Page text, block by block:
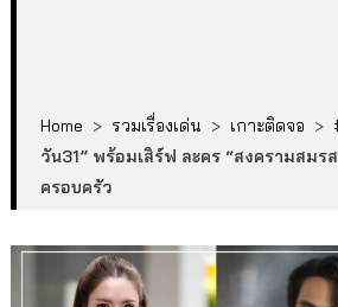
Home > รวมเรื่องเด่น > เกาะติดจอ >
วัน31” พร้อมเสิร์ฟ ละคร “สงครามสมร
ครอบครัว